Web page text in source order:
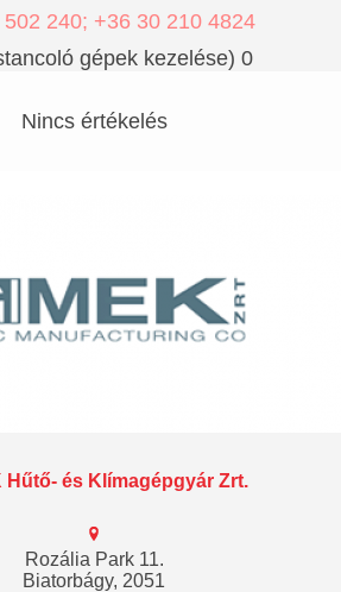
240; +36 30 210 4824
gépek kezelése) 0
Nincs értékelés
Hűtő- és Klímagépgyár Zrt.
Rozália Park 11.
Biatorbágy, 2051